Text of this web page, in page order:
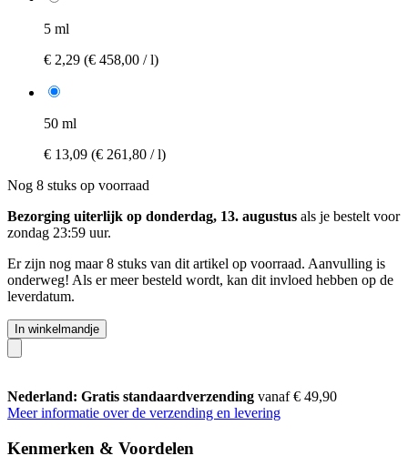
5 ml
€ 2,29 (€ 458,00 / l)
50 ml
€ 13,09 (€ 261,80 / l)
Nog 8 stuks op voorraad
Bezorging uiterlijk op donderdag, 13. augustus als je bestelt voor
zondag 23:59 uur.
Er zijn nog maar 8 stuks van dit artikel op voorraad. Aanvulling is
onderweg! Als er meer besteld wordt, kan dit invloed hebben op de
leverdatum.
In winkelmandje
Nederland: Gratis standaardverzending vanaf € 49,90
Meer informatie over de verzending en levering
Kenmerken & Voordelen